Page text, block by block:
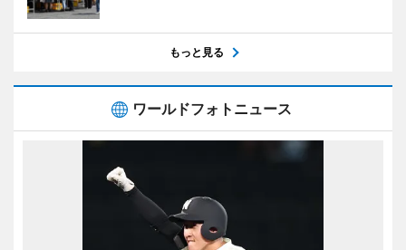
もっと見る
ワールドフォトニュース